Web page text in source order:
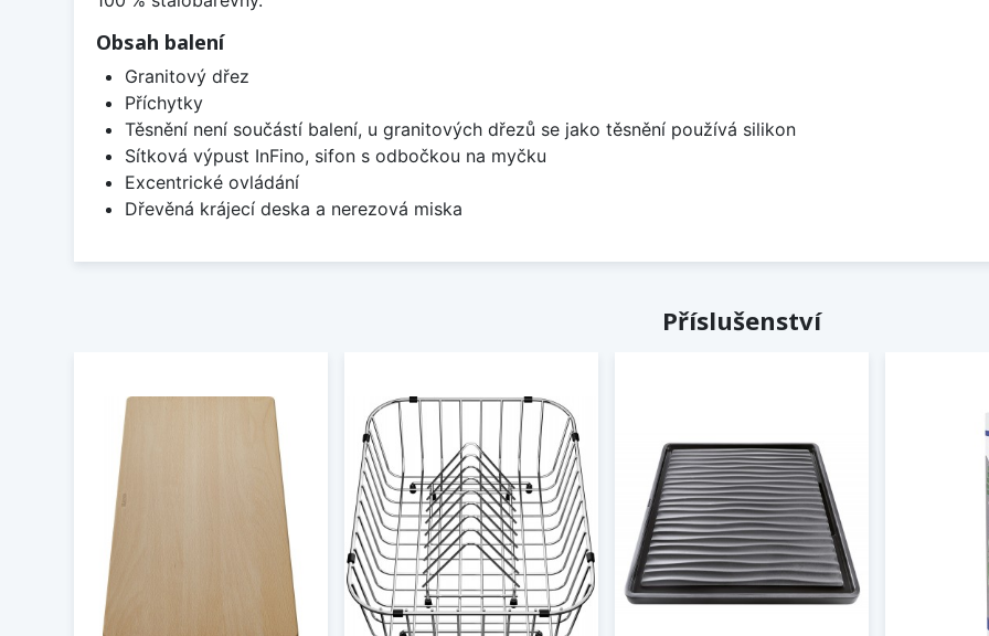
Obsah balení
Granitový dřez
Příchytky
Těsnění není součástí balení, u granitových dřezů se jako těsnění používá silikon
Sítková výpust InFino, sifon s odbočkou na myčku
Excentrické ovládání
Dřevěná krájecí deska a nerezová miska
Příslušenství